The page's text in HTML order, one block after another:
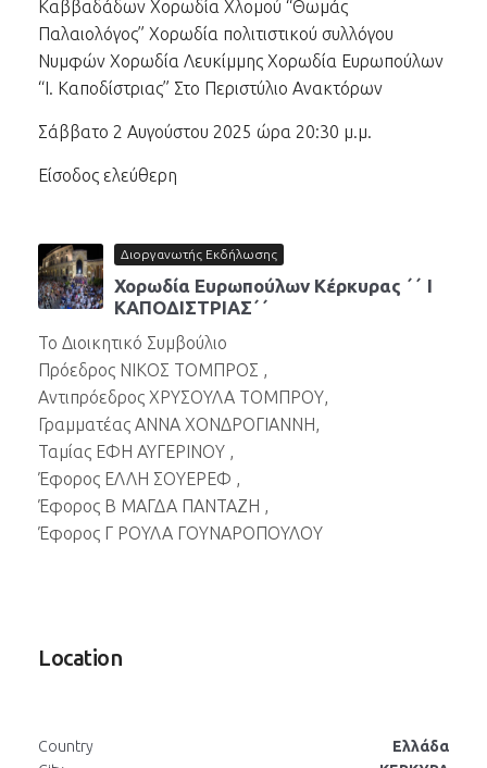
Καββαδάδων Χορωδία Χλομού “Θωμάς
Παλαιολόγος” Χορωδία πολιτιστικού συλλόγου
Νυμφών Χορωδία Λευκίμμης Χορωδία Ευρωπούλων
“Ι. Καποδίστριας” Στο Περιστύλιο Ανακτόρων
Σάββατο 2 Αυγούστου 2025 ώρα 20:30 μ.μ.
Είσοδος ελεύθερη
Διοργανωτής Εκδήλωσης
Χορωδία Ευρωπούλων Κέρκυρας ΄΄ Ι
ΚΑΠΟΔΙΣΤΡΙΑΣ΄΄
Το Διοικητικό Συμβούλιο
Πρόεδρος ΝΙΚΟΣ ΤΟΜΠΡΟΣ ,
Αντιπρόεδρος ΧΡΥΣΟΥΛΑ ΤΟΜΠΡΟΥ,
Γραμματέας ΑΝΝΑ ΧΟΝΔΡΟΓΙΑΝΝΗ,
Ταμίας ΕΦΗ ΑΥΓΕΡΙΝΟΥ ,
Έφορος ΕΛΛΗ ΣΟΥΕΡΕΦ ,
Έφορος Β ΜΑΓΔΑ ΠΑΝΤΑΖΗ ,
Έφορος Γ ΡΟΥΛΑ ΓΟΥΝΑΡΟΠΟΥΛΟΥ
Location
Country
Ελλάδα